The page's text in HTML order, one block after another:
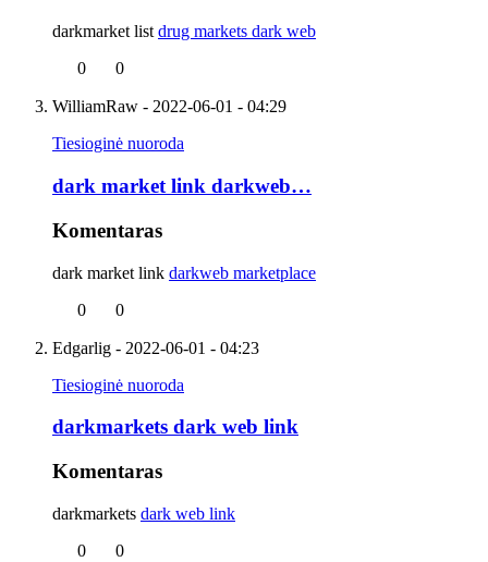
darkmarket listdrug markets dark web
0
0
WilliamRaw - 2022-06-01 - 04:29
Tiesioginė nuoroda
dark market link darkweb…
Komentaras
dark market link darkweb marketplace
0
0
Edgarlig - 2022-06-01 - 04:23
Tiesioginė nuoroda
darkmarkets dark web link
Komentaras
darkmarkets dark web link
0
0